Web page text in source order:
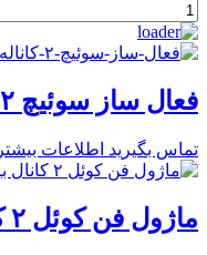
فعال ساز سوئیچ ۲ کاناله ۱۰ آمپر اشنایدر
تماس بگیرید اطلاعات بیشتر
ماژول فن کوئل ۲ کانال برند ABB